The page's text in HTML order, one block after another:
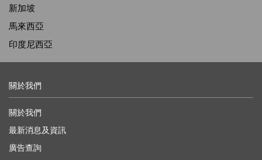
新加坡
馬來西亞
印度尼西亞
關於我們
關於我們
最新消息及資訊
廣告查詢